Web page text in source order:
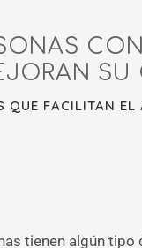
FACILITAN
tienen algún